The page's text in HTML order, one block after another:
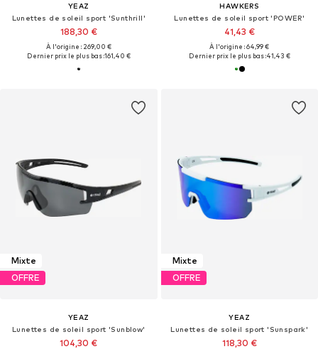
YEAZ
Lunettes de soleil sport 'Sunthrill'
188,30 €
À l'origine : 269,00 €
Dernier prix le plus bas :161,40 €
HAWKERS
Lunettes de soleil sport 'POWER'
41,43 €
À l'origine : 64,99 €
Dernier prix le plus bas :41,43 €
Mixte
OFFRE
YEAZ
Lunettes de soleil sport 'Sunblow'
104,30 €
Mixte
OFFRE
YEAZ
Lunettes de soleil sport 'Sunspark'
118,30 €